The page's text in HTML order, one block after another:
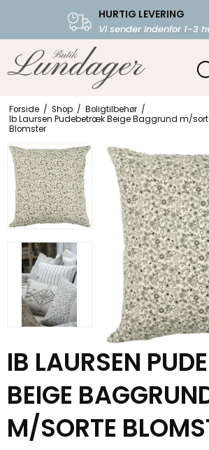
HURTIG LEVERING
Vi sender indenfor 1-3
FRI FRAGT OVER
Starter fra 39,-
Forside / Shop / Boligtilbehør /
Ib Laursen Pudebetræk Beige Baggrund m/
Blomster
IB LAURSEN
BEIGE
M/SORTE